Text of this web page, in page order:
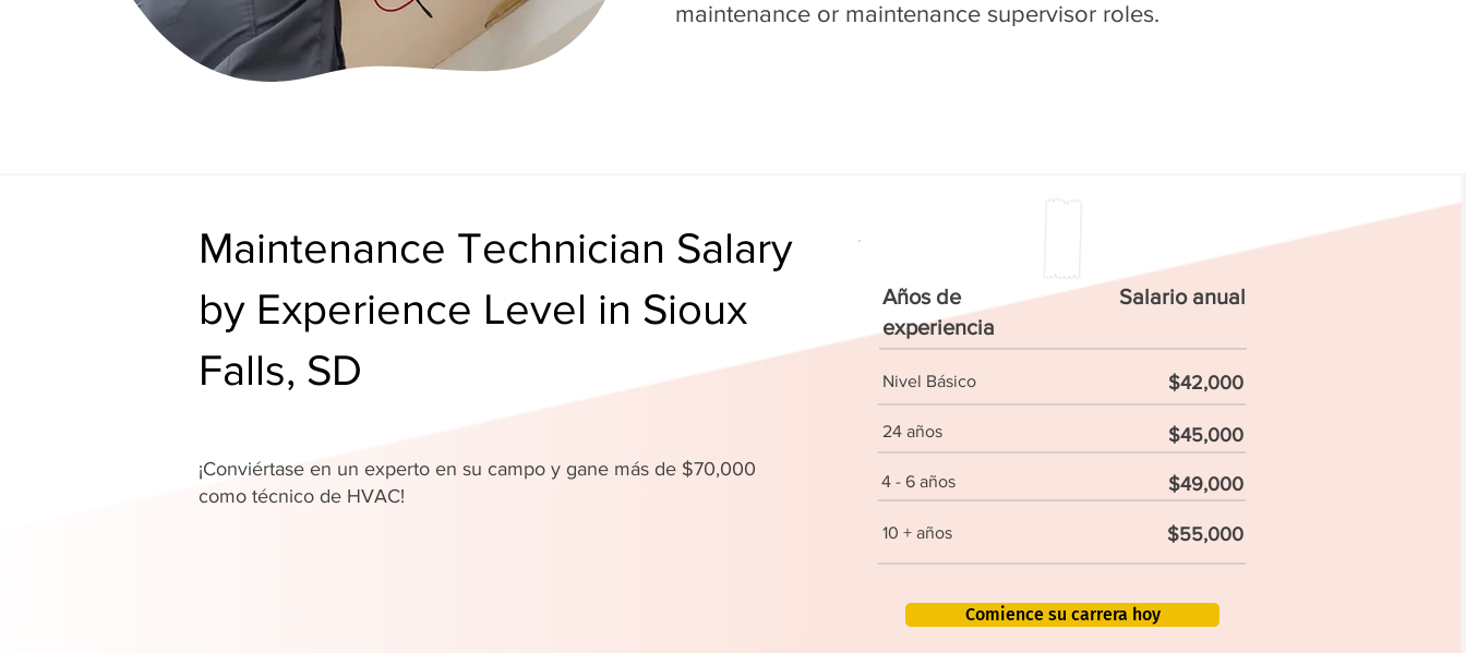
maintenance or maintenance supervisor roles.
Maintenance Technician Salary
by Experience Level in Sioux
Falls, SD
¡Conviértase en un experto en su campo y gane más de $70,000
como técnico de HVAC!
Años de
experiencia
Salario anual
Nivel Básico $42,000
24 años $45,000
4 - 6 años $49,000
10 + años $55,000
Comience su carrera hoy